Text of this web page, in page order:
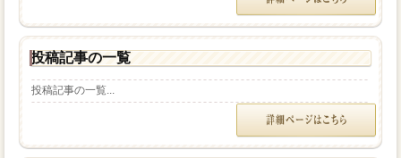
投稿記事の一覧
投稿記事の一覧...